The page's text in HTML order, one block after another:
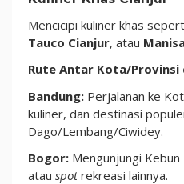
Mencicipi kuliner khas
Tauco Cianjur, atau
Rute Antar Kota/Provinsi
Bandung: Perjalanan ke
kuliner, dan destinasi
Dago/Lembang/Ciwidey.
Bogor: Mengunjungi
atau spotrekreasi lainnya.